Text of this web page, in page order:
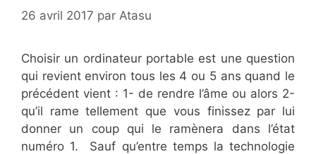
26 avril 2017 par Atasu
Choisir un ordinateur portable est une question
qui revient environ tous les 4 ou 5 ans quand le
précédent vient : 1- de rendre l’âme ou alors 2-
qu’il rame tellement que vous finissez par lui
donner un coup qui le ramènera dans l’état
numéro 1. Sauf qu’entre temps la technologie